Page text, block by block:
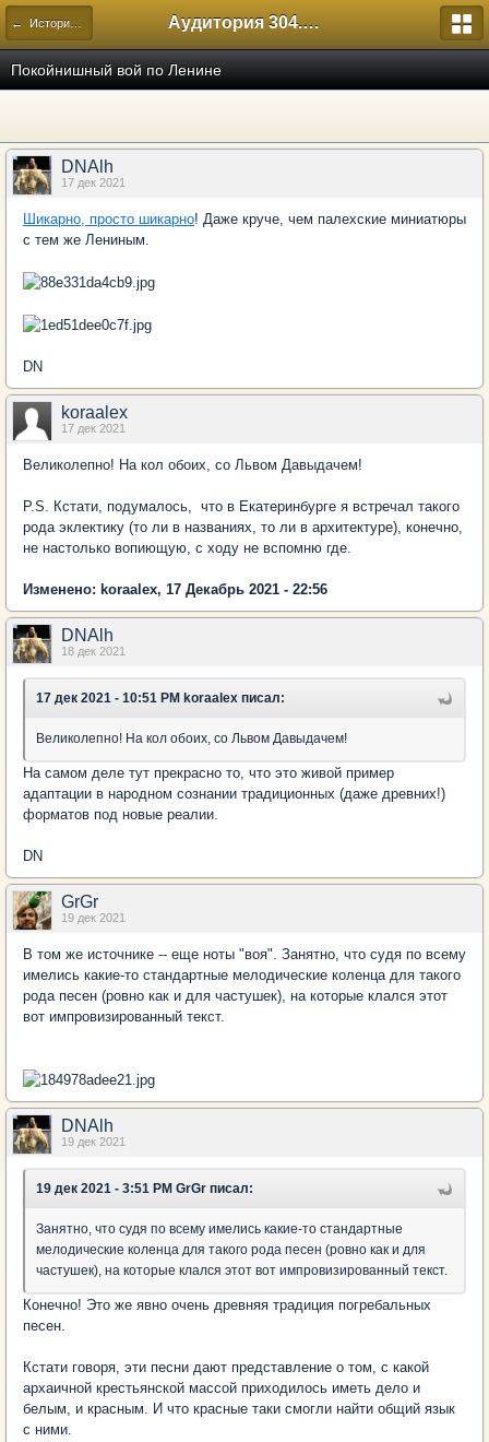
← Исторический Аудитория 304. История России
Покойнишный вой по Ленине
DNAlh
17 дек 2021
Шикарно, просто шикарно! Даже круче, чем палехские миниатюры
с тем же Лениным.
DN
koraalex
17 дек 2021
Великолепно! На кол обоих, со Львом Давыдачем!
P.S. Кстати, подумалось, что в Екатеринбурге я встречал такого
рода эклектику (то ли в названиях, то ли в архитектуре), конечно,
не настолько вопиющую, с ходу не вспомню где.
Изменено: koraalex, 17 Декабрь 2021 - 22:56
DNAlh
18 дек 2021
17 дек 2021 - 10:51 PM koraalex писал:
Великолепно! На кол обоих, со Львом Давыдачем!
На самом деле тут прекрасно то, что это живой пример
адаптации в народном сознании традиционных (даже древних!)
форматов под новые реалии.
DN
GrGr
19 дек 2021
В том же источнике -- еще ноты "воя". Занятно, что судя по всему
имелись какие-то стандартные мелодические коленца для такого
рода песен (ровно как и для частушек), на которые клался этот
вот импровизированный текст.
DNAlh
19 дек 2021
19 дек 2021 - 3:51 PM GrGr писал:
Занятно, что судя по всему имелись какие-то стандартные
мелодические коленца для такого рода песен (ровно как и для
частушек), на которые клался этот вот импровизированный текст.
Конечно! Это же явно очень древняя традиция погребальных
песен.
Кстати говоря, эти песни дают представление о том, с какой
архаичной крестьянской массой приходилось иметь дело и
белым, и красным. И что красные таки смогли найти общий язык
с ними.